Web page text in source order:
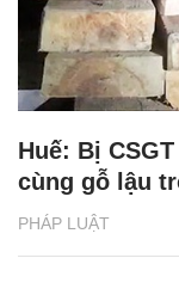
PHÁP LUẬT
Huế: Bị
cùng gỗ lậu